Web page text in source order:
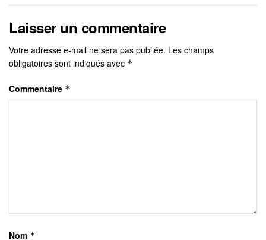
Laisser un commentaire
Votre adresse e-mail ne sera pas publiée. Les champs
obligatoires sont indiqués avec *
Commentaire *
Nom *